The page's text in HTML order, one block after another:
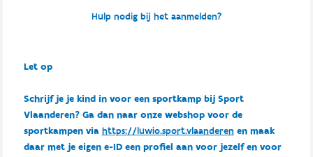
Hulp nodig bij het aanmelden?
Let op
Schrijf je je kind in voor een sportkamp bij Sport
Vlaanderen? Ga dan naar onze webshop voor de
sportkampen via https://luwio.sport.vlaanderenen maak
daar met je eigen e-ID een profiel aan voor jezelf en voor